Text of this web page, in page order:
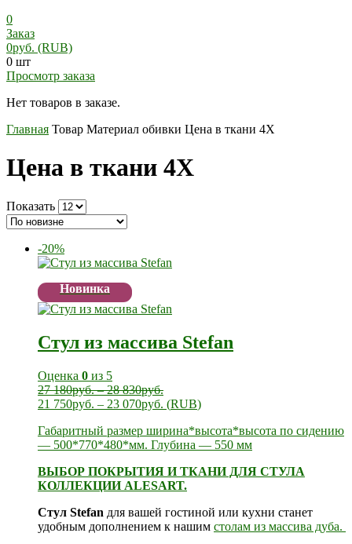
0
Заказ
0руб. (RUB)
0 шт
Просмотр заказа
Нет товаров в заказе.
Главная Товар Материал обивки Цена в ткани 4Х
Цена в ткани 4Х
Показать
-20%
Новинка
Стул из массива Stefan
Оценка 0 из 5
27 180руб.–28 830руб.
21 750руб. – 23 070руб. (RUB)
Габаритный размер ширина*высота*высота по сидению
— 500*770*480*мм. Глубина — 550 мм
ВЫБОР ПОКРЫТИЯ И ТКАНИ ДЛЯ СТУЛА
КОЛЛЕКЦИИ ALESART.
Стул Stefan для вашей гостиной или кухни станет
удобным дополнением к нашим столам из массива дуба.